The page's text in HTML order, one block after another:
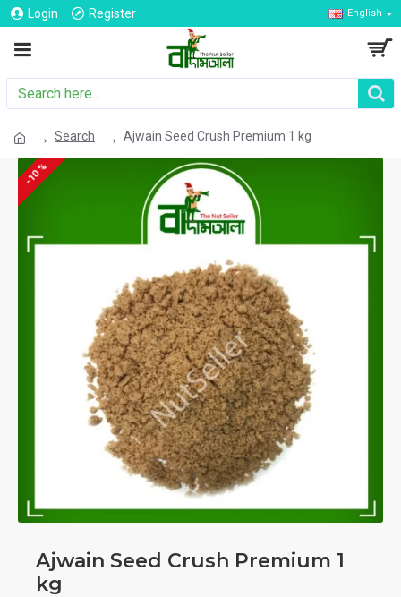
Login Register English
Search Ajwain Seed Crush Premium 1 kg
-10 %
Ajwain Seed Crush Premium 1
kg